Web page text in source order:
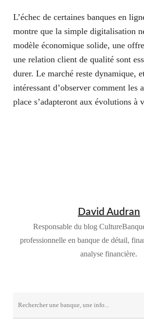
L’échec de certaines banques en
montre que la simple digitalisation
modèle économique solide, une
une relation client de qualité sont
durer. Le marché reste dynamique,
intéressant d’observer comment les
place s’adapteront aux évolutions à
David Audran
Responsable du blog
professionnelle en banque de détail,
analyse financière.